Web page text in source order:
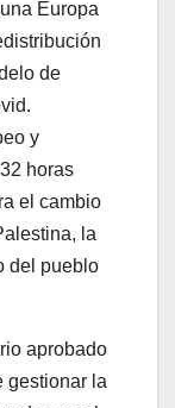
Europa
de
y
horas
el cambio
la
del pueblo
aprobado
gestionar la